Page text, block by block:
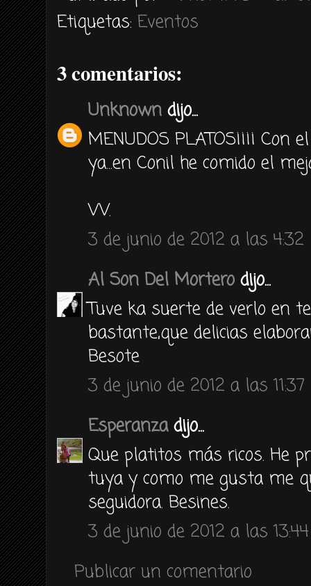
Etiquetas: Eventos
3 comentarios:
Unknown dijo...
MENUDOS PLATOS¡¡¡¡
ya...en Conil he comido el
VV.
3 de junio de 2012 a las 4:32
Al Son Del Mortero dijo...
Tuve ka suerte de verlo en
bastante,que delicias
Besote
3 de junio de 2012 a las 11:37
Esperanzadijo...
Que platitos más ricos. He
tuya y como me gusta me
seguidora. Besines.
3 de junio de 2012 a las 13:44
Publicar un comentario